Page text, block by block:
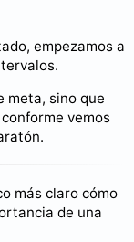
empezamos a
meta, sino que
vemos
más claro cómo
de una